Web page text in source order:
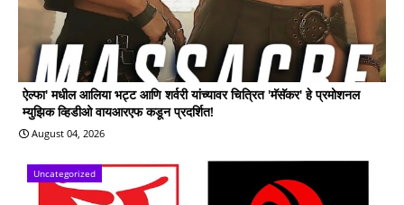
ऐल्फा' मधील आलिया भट्ट आणि शर्वरी यांच्यावर चित्रित 'मॅसॅकर' हे प्रमोशनल
म्युझिक व्हिडीओ वायआरएफ कडून प्रदर्शित!
August 04, 2026
Uncategorized